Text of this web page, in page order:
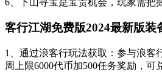
客行江湖免费版2024最新版装
1、通过浪客行玩法获取：参与浪客
周上限6000代币加500任务奖励，可